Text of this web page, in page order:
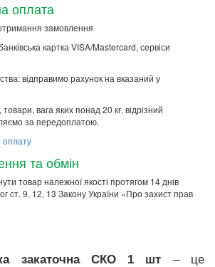
оплата
замовлення
картка VISA/Mastercard, сервіси
відправимо рахунок на вказаний у
вага яких понад 20 кг, відрізний
за передоплатою.
оплату
та обмін
товар належної якості протягом 14 днів
ст. 9, 12, 13 Закону України «Про захист прав
закаточна СКО 1 шт – це